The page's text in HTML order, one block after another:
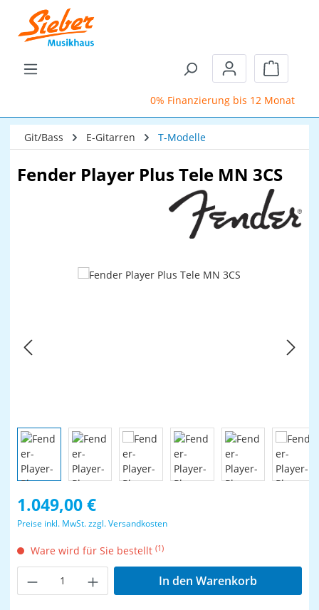
Zum Hauptinhalt springen
0% Finanzierung bis 12 Monate
Git/Bass E-Gitarren T-Modelle
Fender Player Plus Tele MN 3CS
Bildergalerie überspringen
Regulärer Preis:
1.049,00 €
Preise inkl. MwSt. zzgl. Versandkosten
Ware wird für Sie bestellt (1)
Produkt Anzahl: Gib den gewünschten
In den Warenkorb